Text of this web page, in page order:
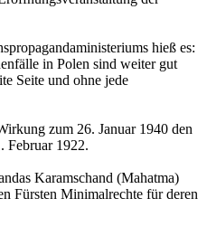
hieß es:
in Polen sind weiter gut
Seite und ohne jede
zum 26. Januar 1940 den
Februar 1922.
Karamschand (Mahatma)
Fürsten Minimalrechte für deren